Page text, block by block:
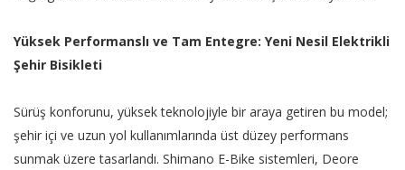
Yüksek Performanslı ve Tam Entegre: Yeni Nesil Elektrikli
Şehir Bisikleti
Sürüş konforunu, yüksek teknolojiyle bir araya getiren bu model;
şehir içi ve uzun yol kullanımlarında üst düzey performans
sunmak üzere tasarlandı. Shimano E-Bike sistemleri, Deore